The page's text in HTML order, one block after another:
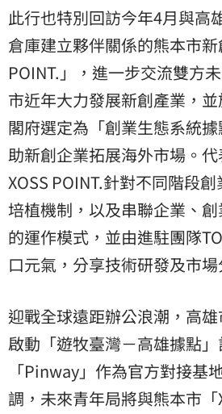
此行也特別回訪今年4月與高
倉庫建立夥伴關係的熊本市新
POINT.」，進一步交流雙方
市近年大力發展新創產業，
閣府選定為「創業生態系統
助新創企業拓展海外市場。
XOSS POINT.針對不同階段
培植機制，以及串聯企業、
的運作模式，並由進駐團隊
口元氣，分享技術研發及市
迎戰全球遠距辦公浪潮，高
啟動「遊牧臺灣－高雄據點
「Pinway」作為官方對接基
調，未來青年局將與熊本市「